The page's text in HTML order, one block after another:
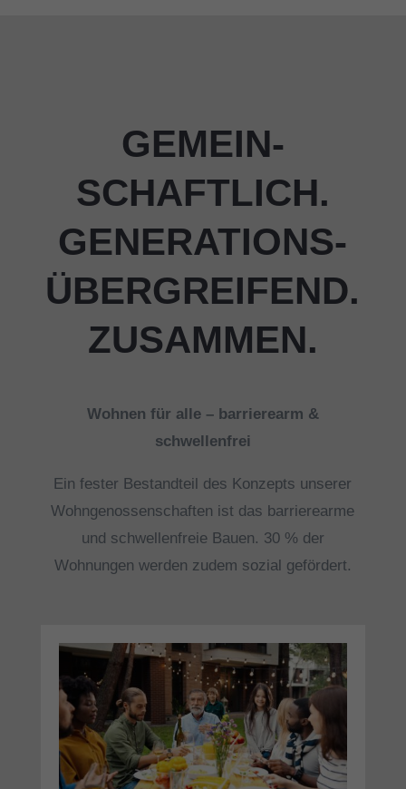
GEMEIN­
SCHAFTLICH.
GENERATIONS­
ÜBERGREIFEND.
ZUSAMMEN.
Wohnen für alle – barrierearm &
schwellenfrei
Ein fester Bestandteil des Konzepts unserer
Wohngenossenschaften ist das barrierearme
und schwellenfreie Bauen. 30 % der
Wohnungen werden zudem sozial gefördert.